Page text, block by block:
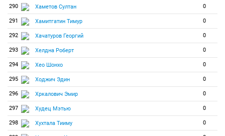
290 Хаметов Султан 0
291 Хамитгатин Тимур 0
292 Хачатуров Георгий 0
293 Хелдна Роберт 0
294 Хео Шонхо 0
295 Ходжич Эдин 0
296 Хркалович Эмир 0
297 Худец Мэтью 0
298 Хухтала Тииму 0